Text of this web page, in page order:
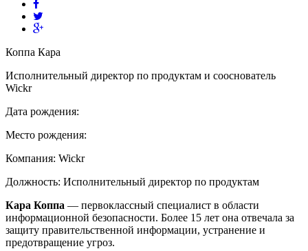
Коппа Кара
Исполнительный директор по продуктам и сооснователь
Wickr
Дата рождения:
Место рождения:
Компания: Wickr
Должность: Исполнительный директор по продуктам
Кара Коппа — первоклассный специалист в области
информационной безопасности. Более 15 лет она отвечала за
защиту правительственной информации, устранение и
предотвращение угроз.